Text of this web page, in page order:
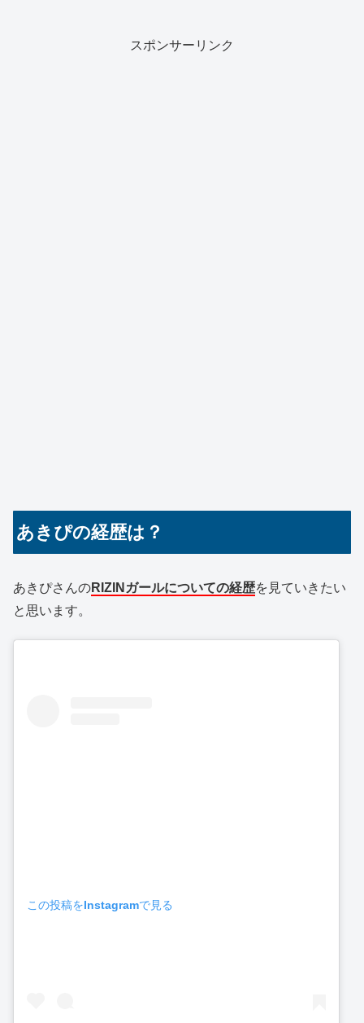
スポンサーリンク
あきぴの経歴は？
あきぴさんのRIZINガールについての経歴を見ていきたい
と思います。
この投稿をInstagramで見る